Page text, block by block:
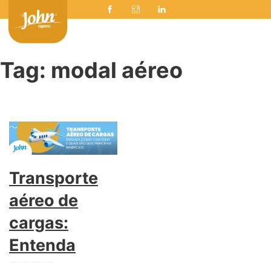
Tag: modal aéreo
Transporte
aéreo de
cargas:
Entenda